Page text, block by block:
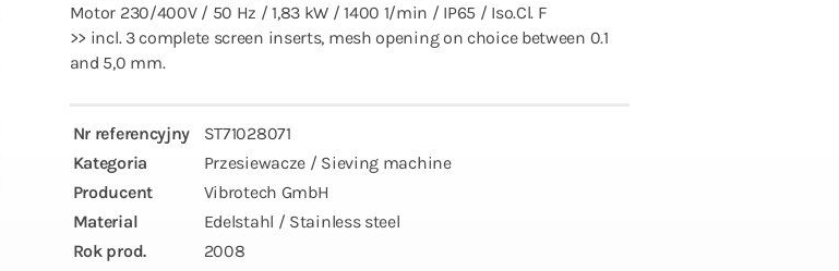
Motor 230/400V / 50 Hz / 1,83 kW / 1400 1/min / IP65 / Iso.Cl. F
>> incl. 3 complete screen inserts, mesh opening on choice between 0.1
and 5,0 mm.
Nr referencyjny
ST71028071
Kategoria
Przesiewacze / Sieving machine
Producent
Vibrotech GmbH
Material
Edelstahl / Stainless steel
Rok prod.
2008